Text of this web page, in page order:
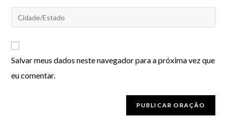
Salvar meus dados neste navegador para a próxima vez que
eu comentar.